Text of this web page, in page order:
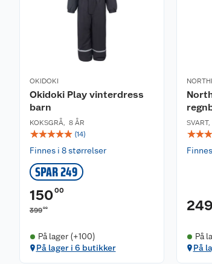
OKIDOKI
Okidoki Play vinterdress
barn
KOKSGRÅ, 8 ÅR
☆☆☆☆☆ (14)
Finnes i 8 størrelser
SPAR 249
15000
39900
På lager (+100)
På lager i 6 butikker
SVART,
☆☆
249
På
På